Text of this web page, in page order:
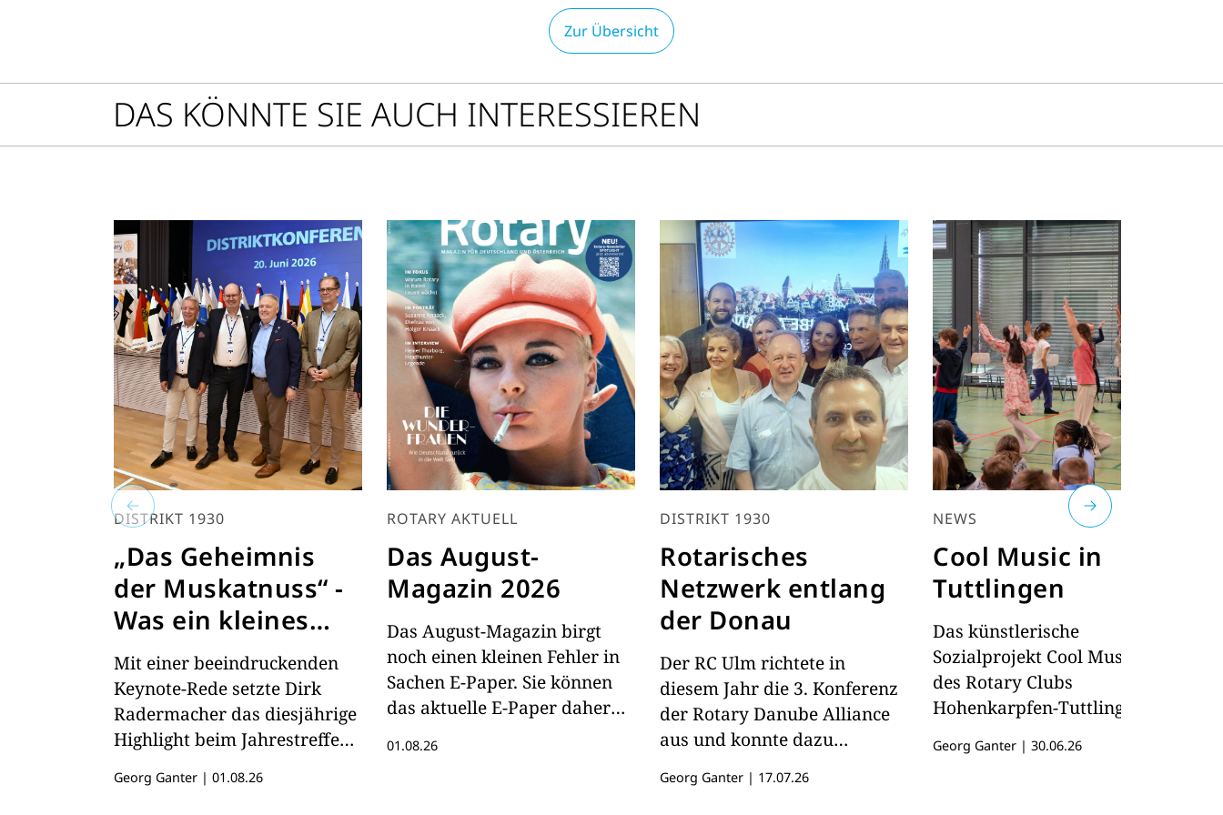
Zur Übersicht
DAS KÖNNTE SIE AUCH INTERESSIEREN
DISTRIKT 1930
„Das Geheimnis
der Muskatnuss“ -
Was ein kleines
Gewürz über
Globalisierung und
wirtschaftliche
Macht lehrt
Mit einer beeindruckenden
Keynote-Rede setzte Dirk
Radermacher das diesjährige
Highlight beim Jahrestreffen
in der badischen Ortenau
Georg Ganter | 01.08.26
ROTARY AKTUELL
Das August-
Magazin 2026
Das August-Magazin birgt
noch einen kleinen Fehler in
Sachen E-Paper. Sie können
das aktuelle E-Paper daher
01.08.26
DISTRIKT 1930
Rotarisches
Netzwerk entlang
der Donau
Der RC Ulm richtete in
diesem Jahr die 3. Konferenz
der Rotary Danube Alliance
aus und konnte dazu
sieben Ländern in Ulm
Georg Ganter | 17.07.26
NEWS
Cool Music in
Tuttlingen
Das künstlerische
Sozialprojekt Cool Music 2026
des Rotary Clubs
Hohenkarpfen-Tuttlingen
Auflage zu einem
Georg Ganter | 30.06.26